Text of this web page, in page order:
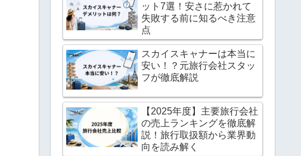
ット7選！安さに惹かれて
失敗する前に知るべき注意
点
スカイスキャナーは本当に
安い！？元旅行会社スタッ
フが徹底解説
【2025年度】主要旅行会社
の売上ランキングを徹底解
説！旅行取扱額から業界動
向を読み解く